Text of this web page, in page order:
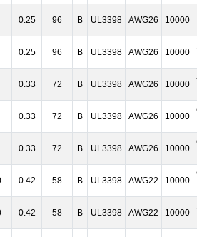
0.25 96 B UL3398 AWG26 10000
0.25 96 B UL3398 AWG26 10000
0.33 72 B UL3398 AWG26 10000
0.33 72 B UL3398 AWG26 10000
0.33 72 B UL3398 AWG26 10000
0.42 58 B UL3398 AWG22 10000
0.42 58 B UL3398 AWG22 10000